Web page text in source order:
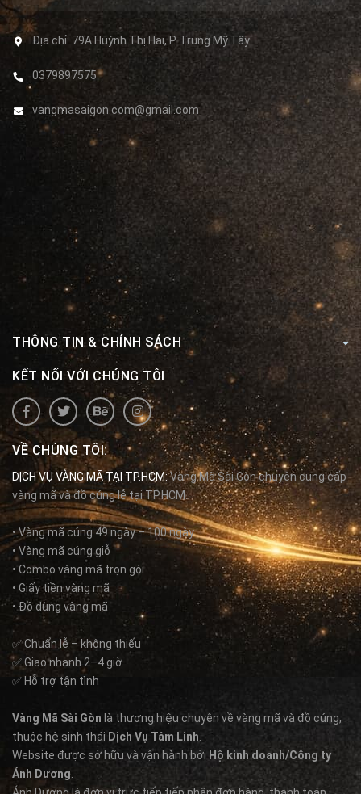
Địa chỉ: 79A Huỳnh Thị Hai, P. Trung Mỹ Tây
0379897575
vangmasaigon.com@gmail.com
THÔNG TIN & CHÍNH SÁCH
KẾT NỐI VỚI CHÚNG TÔI
VỀ CHÚNG TÔI:
DỊCH VỤ VÀNG MÃ TẠI TP.HCM: Vàng Mã Sài Gòn chuyên cung cấp
vàng mã và đồ cúng lễ tại TP.HCM.
• Vàng mã cúng 49 ngày – 100 ngày
• Vàng mã cúng giỗ
• Combo vàng mã trọn gói
• Giấy tiền vàng mã
• Đồ dùng vàng mã
✅ Chuẩn lễ – không thiếu
✅ Giao nhanh 2–4 giờ
✅ Hỗ trợ tận tình
Vàng Mã Sài Gòn là thương hiệu chuyên về vàng mã và đồ cúng,
thuộc hệ sinh thái Dịch Vụ Tâm Linh
Website được sở hữu và vận hành bởi Hộ kinh doanh/Công ty
Ánh Dương